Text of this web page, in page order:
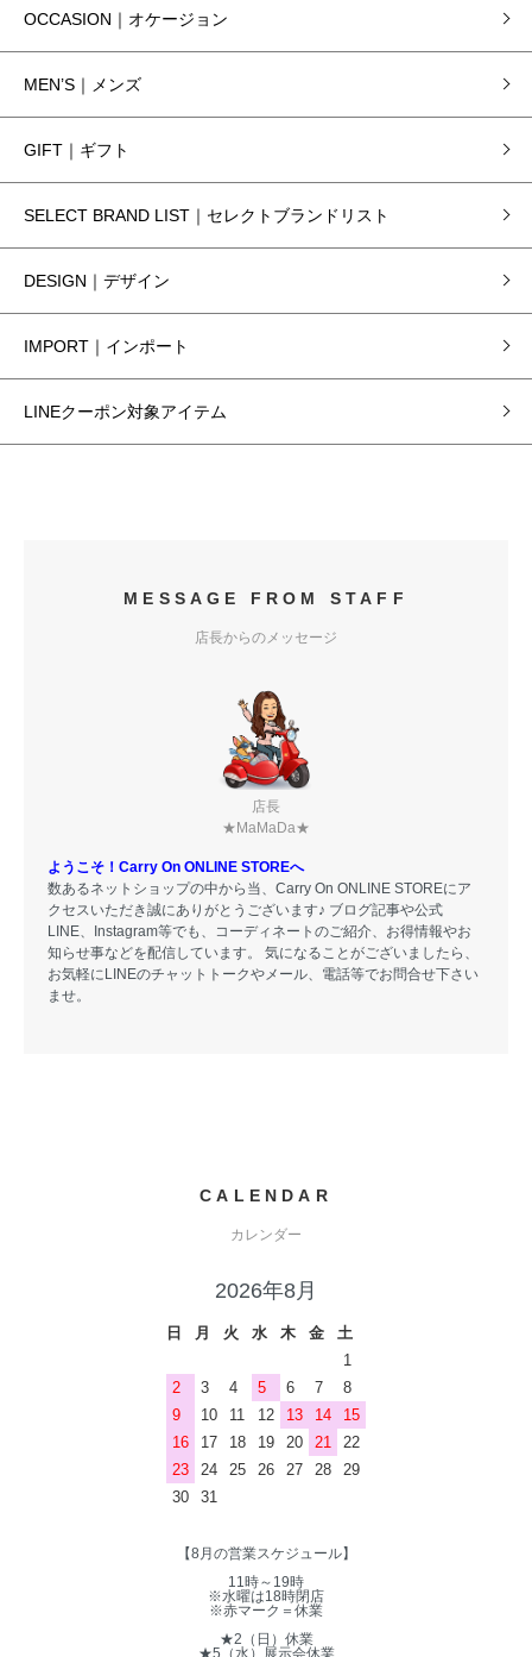
OCCASION｜オケージョン
MEN’S｜メンズ
GIFT｜ギフト
SELECT BRAND LIST｜セレクトブランドリスト
DESIGN｜デザイン
IMPORT｜インポート
LINEクーポン対象アイテム
MESSAGE FROM STAFF
店長からのメッセージ
店長
★MaMaDa★
ようこそ！Carry On ONLINE STOREへ
数あるネットショップの中から当、Carry On ONLINE STOREにア
クセスいただき誠にありがとうございます♪ ブログ記事や公式
LINE、Instagram等でも、コーディネートのご紹介、お得情報やお
知らせ事などを配信しています。 気になることがございましたら、
お気軽にLINEのチャットトークやメール、電話等でお問合せ下さい
ませ。
CALENDAR
カレンダー
2026年8月
日 月 火 水 木 金
土
1
2
3 4 5 6 7
8
9
10 11 12 13 14
15
16
17 18 19 20 21
22
23
24 25 26 27 28
29
30
31
【8月の営業スケジュール】
11時～19時
※水曜は18時閉店
※赤マーク＝休業
★2（日）休業